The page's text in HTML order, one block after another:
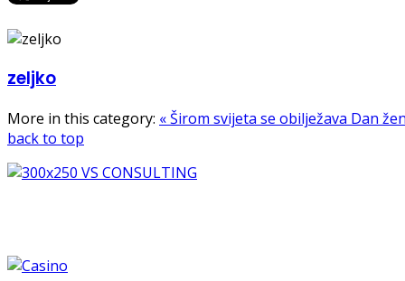
zeljko
More in this category: « Širom svijeta se obilježava Dan
back to top